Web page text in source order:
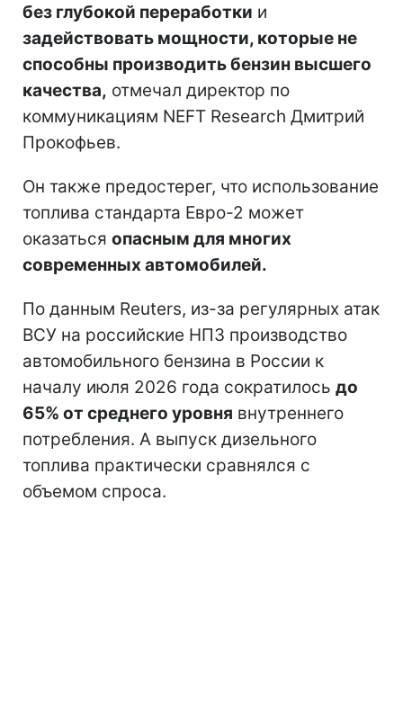
без глубокой переработки и
задействовать мощности, которые не
способны производить бензин высшего
качества, отмечал директор по
коммуникациям NEFT Research Дмитрий
Прокофьев.
Он также предостерег, что использование
топлива стандарта Евро-2 может
оказаться опасным для многих
современных автомобилей.
По данным Reuters, из-за регулярных атак
ВСУ на российские НПЗ производство
автомобильного бензина в России к
началу июля 2026 года сократилось до
65% от среднего уровня внутреннего
потребления. А выпуск дизельного
топлива практически сравнялся с
объемом спроса.